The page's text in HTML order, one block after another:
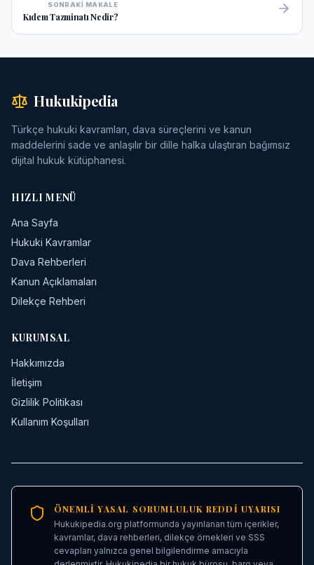
SONRAKI MAKALE
Kıdem Tazminatı Nedir?
Hukukipedia
Türkçe hukuki kavramları, dava süreçlerini ve kanun
maddelerini sade ve anlaşılır bir dille halka ulaştıran bağımsız
dijital hukuk kütüphanesi.
HIZLI MENÜ
Ana Sayfa
Hukuki Kavramlar
Dava Rehberleri
Kanun Açıklamaları
Dilekçe Rehberi
KURUMSAL
Hakkımızda
İletişim
Gizlilik Politikası
Kullanım Koşulları
ÖNEMLI YASAL SORUMLULUK REDDI UYARISI
Hukukipedia.org platformunda yayınlanan tüm içerikler,
kavramlar, dava rehberleri, dilekçe örnekleri ve SSS
cevapları yalnızca genel bilgilendirme amacıyla